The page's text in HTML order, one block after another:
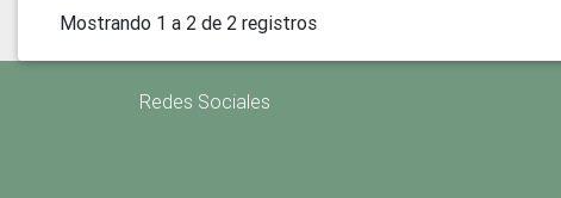
Mostrando 1 a 2 de 2 registros
Redes Sociales